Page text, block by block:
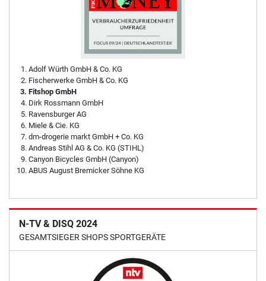
Adolf Würth GmbH & Co. KG
Fischerwerke GmbH & Co. KG
Fitshop GmbH
Dirk Rossmann GmbH
Ravensburger AG
Miele & Cie. KG
dm-drogerie markt GmbH + Co. KG
Andreas Stihl AG & Co. KG (STIHL)
Canyon Bicycles GmbH (Canyon)
ABUS August Bremicker Söhne KG
N-TV & DISQ 2024
GESAMTSIEGER SHOPS SPORTGERÄTE